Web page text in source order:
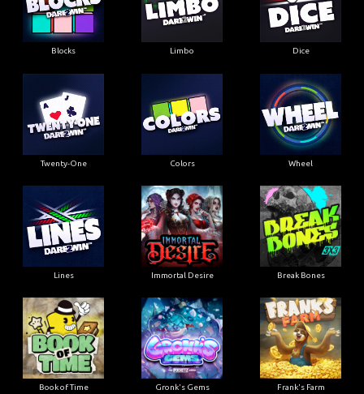
Blocks Limbo Dice
Twenty-One Colors Wheel
Lines Immortal Desire Break Bones
Book of Time Gronk's Gems Frank's Farm